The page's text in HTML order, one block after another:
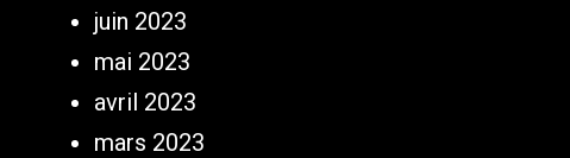
juin 2023
mai 2023
avril 2023
mars 2023